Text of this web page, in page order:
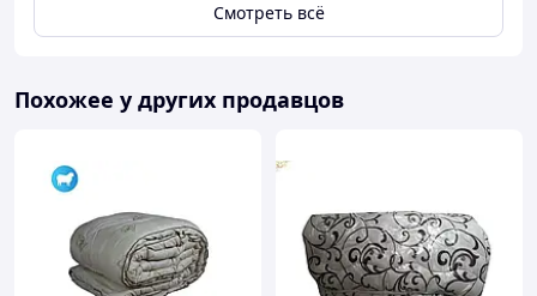
Смотреть всё
Похожее у других продавцов